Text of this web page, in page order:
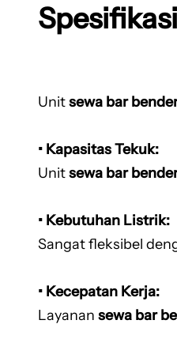
Unitsewa bar
• Kapasitas Tekuk:
Unitsewa bar
• Kebutuhan Listrik:
Sangat fleksibel
• Kecepatan Kerja:
Layanan sewa bar